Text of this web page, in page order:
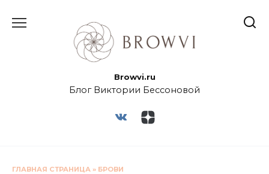
Browvi.ru
Блог Виктории Бессоновой
ГЛАВНАЯ СТРАНИЦА » БРОВИ